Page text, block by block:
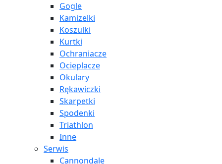
Gogle
Kamizelki
Koszulki
Kurtki
Ochraniacze
Ocieplacze
Okulary
Rękawiczki
Skarpetki
Spodenki
Triathlon
Inne
Serwis
Cannondale